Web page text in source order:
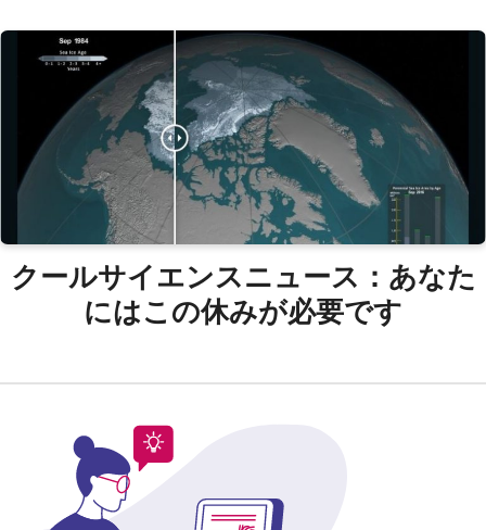
クールサイエンスニュース：あなた
にはこの休みが必要です